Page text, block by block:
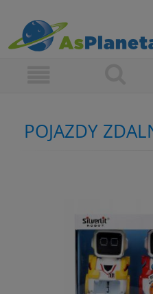
POJAZDY